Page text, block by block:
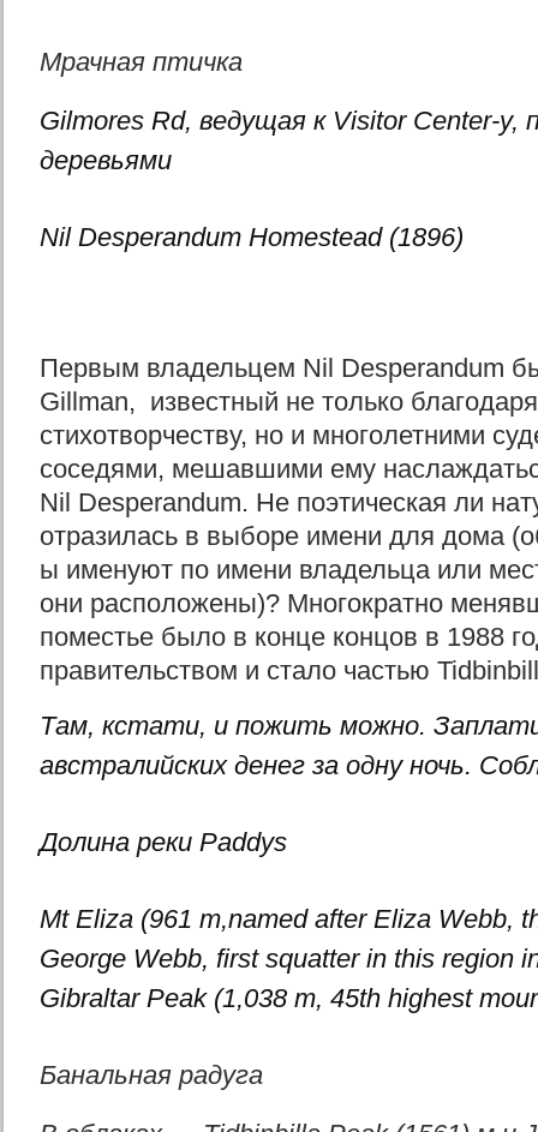
Мрачная птичка
Gilmores Rd, ведущая к Visitor Center-у,
деревьями
Nil Desperandum Homestead (1896)
Первым владельцем Nil Desperandum
Gillman, известный не только
стихотворчеству, но и многолетними
соседями, мешавшими ему
Nil Desperandum. Не поэтическая ли
отразилась в выборе имени для дома
ы именуют по имени владельца или
они расположены)? Многократно
поместье было в конце концов в 1988
правительством и стало частью
Там, кстати, и пожить можно.
австралийских денег за одну ночь.
Долина реки Paddys
Mt Eliza (961 m,named after Eliza Webb,
George Webb, first squatter in this region
Gibraltar Peak (1,038 m, 45th highest
Банальная радуга